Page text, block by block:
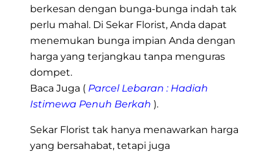
berkesan dengan bunga-bunga indah tak
perlu mahal. Di Sekar Florist, Anda dapat
menemukan bunga impian Anda dengan
harga yang terjangkau tanpa menguras
dompet.
Baca Juga ( Parcel Lebaran : Hadiah
Istimewa Penuh Berkah ).
Sekar Florist tak hanya menawarkan harga
yang bersahabat, tetapi juga